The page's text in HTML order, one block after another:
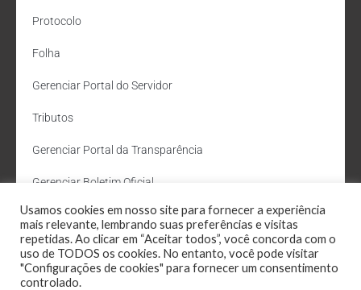
Protocolo
Folha
Gerenciar Portal do Servidor
Tributos
Gerenciar Portal da Transparência
Gerenciar Boletim Oficial
Departamento de Água e Esgoto
Administração Site
Webmail
Usamos cookies em nosso site para fornecer a experiência
mais relevante, lembrando suas preferências e visitas
repetidas. Ao clicar em “Aceitar todos”, você concorda com o
uso de TODOS os cookies. No entanto, você pode visitar
"Configurações de cookies" para fornecer um consentimento
controlado.